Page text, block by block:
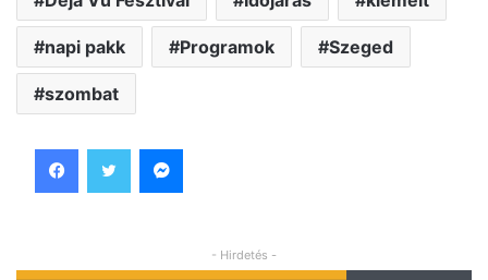
napi pakk Programok Szeged
szombat
- Hirdetés -